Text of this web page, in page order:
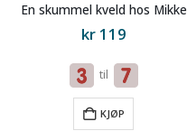
En skummel kveld hos Mikke
kr119
til
KJØP